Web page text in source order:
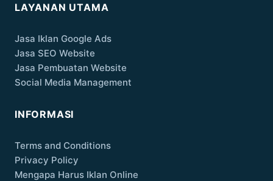
LAYANAN UTAMA
Jasa Iklan Google Ads
Jasa SEO Website
Jasa Pembuatan Website
Social Media Management
INFORMASI
Terms and Conditions
Privacy Policy
Mengapa Harus Iklan Online